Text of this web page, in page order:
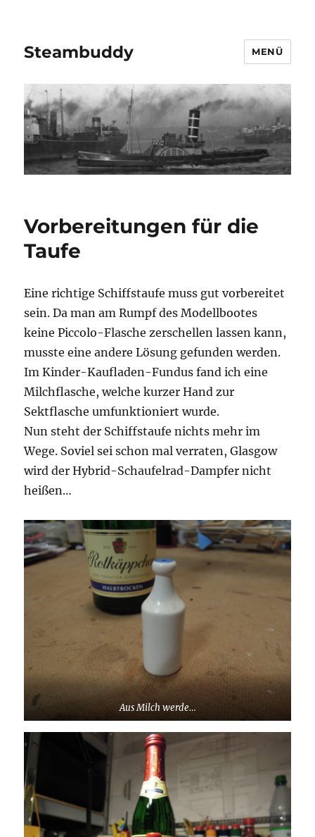
Steambuddy MENÜ
Vorbereitungen für die
Taufe
Eine richtige Schiffstaufe muss gut vorbereitet
sein. Da man am Rumpf des Modellbootes
keine Piccolo-Flasche zerschellen lassen kann,
musste eine andere Lösung gefunden werden.
Im Kinder-Kaufladen-Fundus fand ich eine
Milchflasche, welche kurzer Hand zur
Sektflasche umfunktioniert wurde.
Nun steht der Schiffstaufe nichts mehr im
Wege. Soviel sei schon mal verraten, Glasgow
wird der Hybrid-Schaufelrad-Dampfer nicht
heißen…
Aus Milch werde…